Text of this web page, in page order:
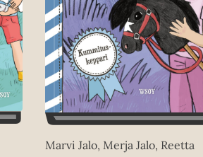
Marvi Jalo, Merja Jalo, Reetta